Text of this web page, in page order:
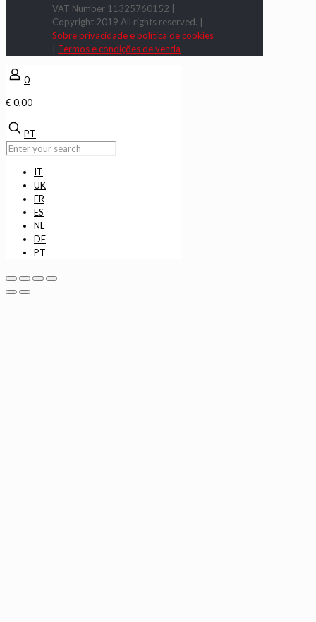
VAT Number 11325760152 |
Copyright 2019 All rights reserved. |
Sobre privacidade e política de cookies
| Termos e condições de venda
0
€ 0,00
PT
IT
UK
FR
ES
NL
DE
PT